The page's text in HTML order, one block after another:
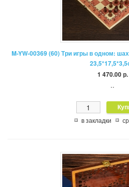
в закладки
1 470.00 р.
M-YW-00369 (60) Три игры в одном:
..